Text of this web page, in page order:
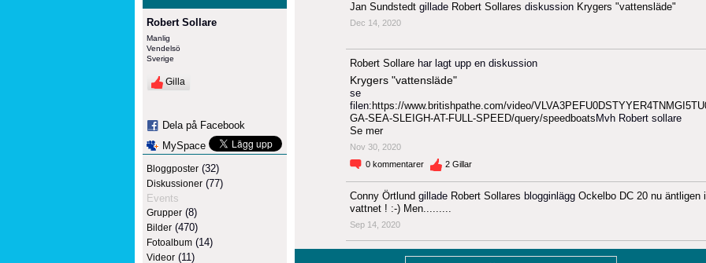
Robert Sollare
Manlig
Vendelsö
Sverige
Gilla
Dela på Facebook
MySpace
Bloggposter (32)
Diskussioner (77)
Events
Grupper (8)
Bilder (470)
Fotoalbum (14)
Videor (11)
Jan Sundstedt gillade Robert Sollares diskussion Krygers "vattensläde"
Dec 14, 2020
Robert Sollare har lagt upp en diskussion
Krygers "vattensläde"
se
filen: https://www.britishpathe.com/video/
GA-SEA-SLEIGH-AT-FULL-SPEED/query/speedboats Mvh Robert sollare
Se mer
Nov 30, 2020
0 kommentarer 2 Gillar
Conny Örtlund gillade Robert Sollares blogginlägg Ockelbo DC 20 nu äntligen i
vattnet ! :-) Men.........
Sep 14, 2020